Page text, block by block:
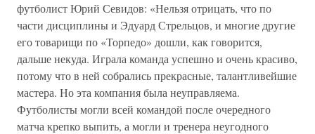
футболист Юрий Севидов: «Нельзя отрицать, что по
части дисциплины и Эдуард Стрельцов, и многие другие
его товарищи по «Торпедо» дошли, как говорится,
дальше некуда. Играла команда успешно и очень красиво,
потому что в ней собрались прекрасные, талантливейшие
мастера. Но эта компания была неуправляема.
Футболисты могли всей командой после очередного
матча крепко выпить, а могли и тренера неугодного